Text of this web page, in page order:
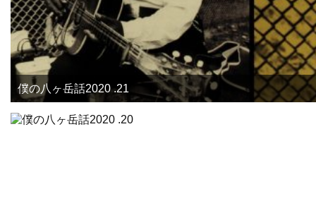
僕の八ヶ岳話2020 .21